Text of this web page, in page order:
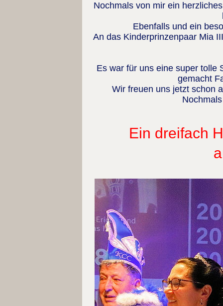
Nochmals von mir ein
Ebenfalls und ein
An das Kinderprinzenpaar Mia
Es war für uns eine super tolle
gemacht
Wir freuen uns jetzt schon
Ein dreifach